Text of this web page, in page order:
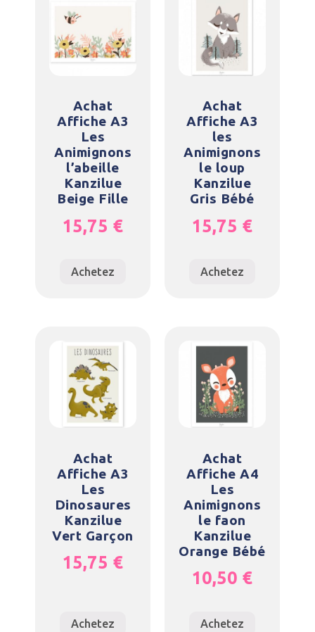
Achat
Affiche A3
Les
Animignons
l’abeille
Kanzilue
Beige Fille
15,75 €
Achetez
Achat
Affiche A3
les
Animignons
le loup
Kanzilue
Gris Bébé
15,75 €
Achetez
Achat
Affiche A3
Les
Dinosaures
Kanzilue
Vert Garçon
15,75 €
Achetez
Achat
Affiche A4
Les
Animignons
le faon
Kanzilue
Orange Bébé
10,50 €
Achetez